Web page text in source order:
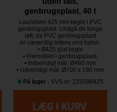
genbrugsplast, 40 t
Lauridsen 425 mm kegle i PVC
genbrugsplast. Undgå de tunge
løft, da PVC genbrugsplast
er væsentlig lettere end beton.
• Ø425 glat kegle
• Fremstillet i genbrugsplast.
• Indvendigt mål: Ø480 mm
• Udvendigt mål: Ø700 x 180 mm
På lager - VVS nr: 225588425